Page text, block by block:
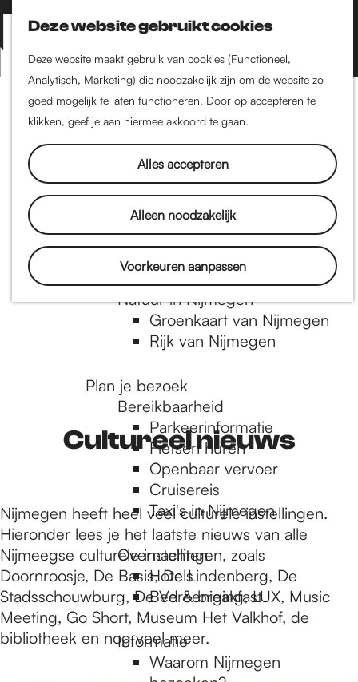
Deze website gebruikt cookies
Deze website maakt gebruik van cookies (Functioneel,
Analytisch, Marketing) die noodzakelijk zijn om de website zo
goed mogelijk te laten functioneren. Door op accepteren te
klikken, geef je aan hiermee akkoord te gaan.
Alles accepteren
Alleen noodzakelijk
Voorkeuren aanpassen
Z
o
e
k
e
K
a
a
r
t
M
e
n
Nijmegen-Nieuw-West
Dukenburg
Lindenholt
Historie
De oudste stad van
Nederland
Historische tijdlijn
Romeinse Limes
Vrede van Nijmegen
Penning
Natuur in Nijmegen
Groenkaart van Nijmegen
Rijk van Nijmegen
Plan je bezoek
Bereikbaarheid
Parkeerinformatie
Fietsen huren
Openbaar vervoer
Cruisereis
Taxi's in Nijmegen
Overnachten
Hotels
Bed & breakfast
Informatie
Waarom Nijmegen
Cultureel nieuws
Nijmegen heeft heel veel culturele instellingen.
Hieronder lees je het laatste nieuws van alle
Nijmeegse culturele instellingen, zoals
Doornroosje, De Basis, De Lindenberg, De
Stadsschouwburg, De Vereeniging, LUX, Music
Meeting, Go Short, Museum Het Valkhof, de
bibliotheek en nog veel meer.